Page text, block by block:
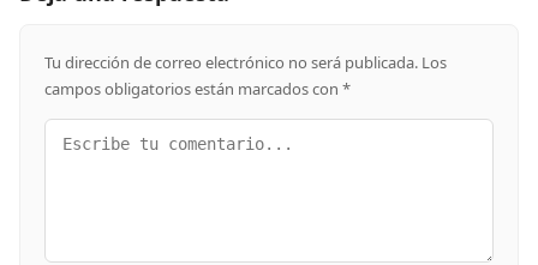
Tu dirección de correo electrónico no será publicada. Los
campos obligatorios están marcados con *